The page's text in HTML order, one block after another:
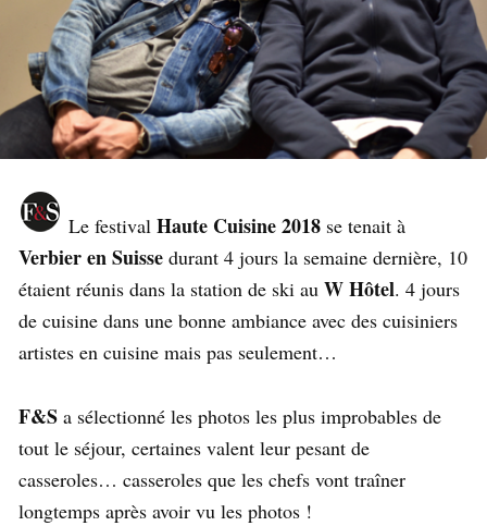
Le festival Haute Cuisine 2018 se tenait à
Verbier en Suisse durant 4 jours la semaine dernière, 10
étaient réunis dans la station de ski au W Hôtel. 4 jours
de cuisine dans une bonne ambiance avec des cuisiniers
artistes en cuisine mais pas seulement…
F&S a sélectionné les photos les plus improbables de
tout le séjour, certaines valent leur pesant de
casseroles… casseroles que les chefs vont traîner
longtemps après avoir vu les photos !